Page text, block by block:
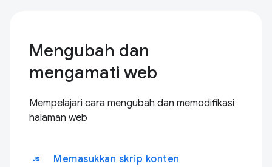
Mengubah dan
mengamati web
Mempelajari cara mengubah dan memodifikasi
halaman web
javascript Memasukkan skrip konten